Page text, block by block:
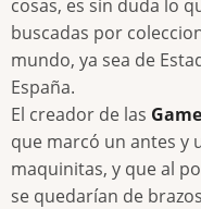
cosas, es sin duda lo
buscadas por
mundo, ya sea de
España.
El creador de las
que marcó un antes y
maquinitas, y que al
se quedarían de